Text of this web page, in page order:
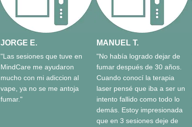
JORGE E.
"Las sesiones que tuve en
MindCare me ayudaron
mucho con mi adiccion al
vape, ya no se me antoja
fumar."
MANUEL T.
"No había logrado dejar de
fumar después de 30 años.
Cuando conocí la terapia
laser pensé que iba a ser un
intento fallido como todo lo
demás. Estoy impresionada
que en 3 sesiones deje de